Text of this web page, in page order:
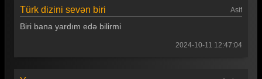
Türk dizini sevən biri Asif
Biri bana yardım edə bilirmi
2024-10-11 12:47:04